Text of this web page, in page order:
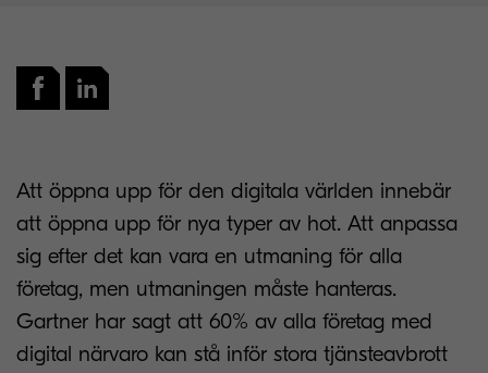
Att öppna upp för den digitala världen innebär
att öppna upp för nya typer av hot. Att anpassa
sig efter det kan vara en utmaning för alla
företag, men utmaningen måste hanteras.
Gartner har sagt att 60% av alla företag med
digital närvaro kan stå inför stora tjänsteavbrott